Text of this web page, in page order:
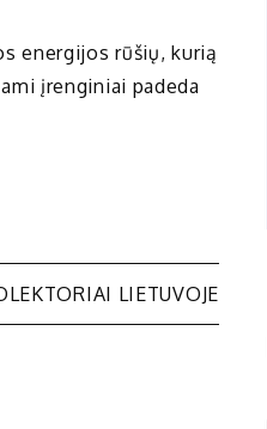
energijos rūšių, kurią
įrenginiai padeda
LIETUVOJE